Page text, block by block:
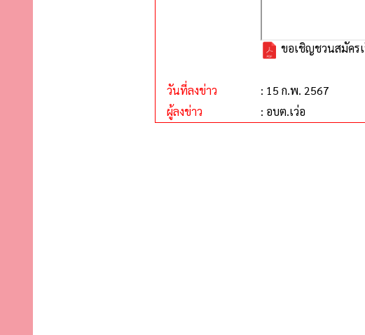
ขอเชิญชวนสมัคร
วันที่ลงข่าว
: 15 ก.พ. 2567
ผู้ลงข่าว
: อบต.เว่อ